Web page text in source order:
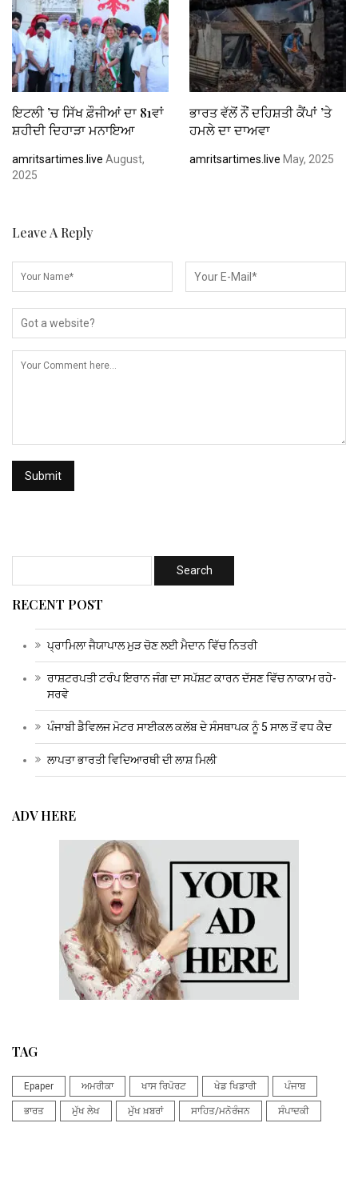
ਇਟਲੀ ’ਚ ਸਿੱਖ ਫ਼ੌਜੀਆਂ ਦਾ 81ਵਾਂ
ਸ਼ਹੀਦੀ ਦਿਹਾੜਾ ਮਨਾਇਆ
amritsartimes.live August,
2025
ਭਾਰਤ ਵੱਲੋਂ ਨੌਂ ਦਹਿਸ਼ਤੀ ਕੈਂਪਾਂ ’ਤੇ
ਹਮਲੇ ਦਾ ਦਾਅਵਾ
amritsartimes.live May, 2025
Leave A Reply
RECENT POST
ਪ੍ਰਾਮਿਲਾ ਜੈਯਾਪਾਲ ਮੁੜ ਚੋਣ ਲਈ ਮੈਦਾਨ ਵਿੱਚ ਨਿਤਰੀ
ਰਾਸ਼ਟਰਪਤੀ ਟਰੰਪ ਇਰਾਨ ਜੰਗ ਦਾ ਸਪੱਸ਼ਟ ਕਾਰਨ ਦੱਸਣ ਵਿੱਚ ਨਾਕਾਮ ਰਹੇ-
ਸਰਵੇ
ਪੰਜਾਬੀ ਡੈਵਿਲਜ ਮੋਟਰ ਸਾਈਕਲ ਕਲੱਬ ਦੇ ਸੰਸਥਾਪਕ ਨੂੰ 5 ਸਾਲ ਤੋਂ ਵਧ ਕੈਦ
ਲਾਪਤਾ ਭਾਰਤੀ ਵਿਦਿਆਰਥੀ ਦੀ ਲਾਸ਼ ਮਿਲੀ
ADV HERE
TAG
Epaper ਅਮਰੀਕਾ ਖਾਸ ਰਿਪੋਰਟ ਖੇਡ ਖਿਡਾਰੀ ਪੰਜਾਬ
ਭਾਰਤ ਮੁੱਖ ਲੇਖ ਮੁੱਖ ਖ਼ਬਰਾਂ ਸਾਹਿਤ/ਮਨੋਰੰਜਨ ਸੰਪਾਦਕੀ